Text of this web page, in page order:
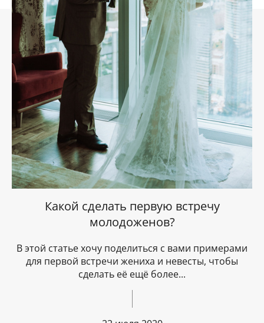
Какой сделать первую встречу
молодоженов?
В этой статье хочу поделиться с вами примерами
для первой встречи жениха и невесты, чтобы
сделать её ещё более...